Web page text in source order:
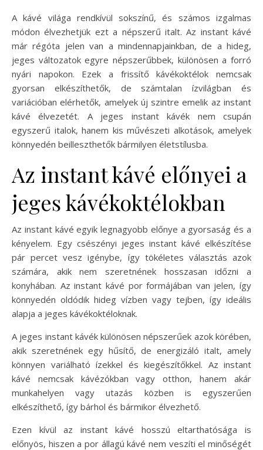
A kávé világa rendkívül sokszínű, és számos izgalmas
módon élvezhetjük ezt a népszerű italt. Az instant kávé
már régóta jelen van a mindennapjainkban, de a hideg,
jeges változatok egyre népszerűbbek, különösen a forró
nyári napokon. Ezek a frissítő kávékoktélok nemcsak
gyorsan elkészíthetők, de számtalan ízvilágban és
variációban elérhetők, amelyek új szintre emelik az instant
kávé élvezetét. A jeges instant kávék nem csupán
egyszerű italok, hanem kis művészeti alkotások, amelyek
könnyedén beilleszthetők bármilyen életstílusba.
Az instant kávé előnyei a
jeges kávékoktélokban
Az instant kávé egyik legnagyobb előnye a gyorsaság és a
kényelem. Egy csészényi jeges instant kávé elkészítése
pár percet vesz igénybe, így tökéletes választás azok
számára, akik nem szeretnének hosszasan időzni a
konyhában. Az instant kávé por formájában van jelen, így
könnyedén oldódik hideg vízben vagy tejben, így ideális
alapja a jeges kávékoktéloknak.
A jeges instant kávék különösen népszerűek azok körében,
akik szeretnének egy hűsítő, de energizáló italt, amely
könnyen variálható ízekkel és kiegészítőkkel. Az instant
kávé nemcsak kávézókban vagy otthon, hanem akár
munkahelyen vagy utazás közben is egyszerűen
elkészíthető, így bárhol és bármikor élvezhető.
Ezen kívül az instant kávé hosszú eltarthatósága is
előnyös, hiszen a por állagú kávé nem veszíti el minőségét